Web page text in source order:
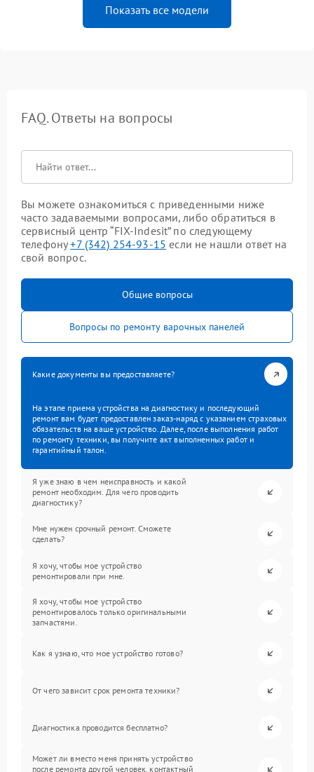
Показать все модели
FAQ. Ответы на вопросы
Вы можете ознакомиться с приведенными ниже
часто задаваемыми вопросами, либо обратиться в
сервисный центр “FIX-Indesit” по следующему
телефону+7 (342) 254-93-15 если не нашли ответ на
свой вопрос.
Общие вопросы
Вопросы по ремонту варочных панелей
Какие документы вы предоставляете?
На этапе приема устройства на диагностику и последующий
ремонт вам будет предоставлен заказ-наряд с указанием страховых
обязательств на ваше устройство. Далее, после выполнения работ
по ремонту техники, вы получите акт выполненных работ и
гарантийный талон.
Я уже знаю в чем неисправность и какой
ремонт необходим. Для чего проводить
диагностику?
Мне нужен срочный ремонт. Сможете
сделать?
Я хочу, чтобы мое устройство
ремонтировали при мне.
Я хочу, чтобы мое устройство
ремонтировалось только оригинальными
запчастями.
Как я узнаю, что мое устройство готово?
От чего зависит срок ремонта техники?
Диагностика проводится бесплатно?
Может ли вместо меня принять устройство
после ремонта другой человек, контактный